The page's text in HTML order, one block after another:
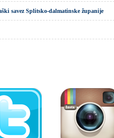
savez Splitsko-dalmatinske županije